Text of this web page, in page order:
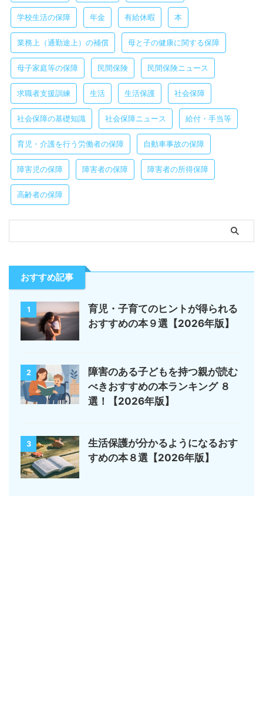
学校生活の保障 年金 有給休暇 本
業務上（通勤途上）の補償 母と子の健康に関する保障
母子家庭等の保障 民間保険 民間保険ニュース
求職者支援訓練 生活 生活保護 社会保障
社会保障の基礎知識 社会保障ニュース 給付・手当等
育児・介護を行う労働者の保障 自動車事故の保障
障害児の保障 障害者の保障 障害者の所得保障
高齢者の保障
おすすめ記事
1
育児・子育てのヒントが得られる
おすすめの本９選【2026年版】
2
障害のある子どもを持つ親が読む
べきおすすめの本ランキング ８
選！【2026年版】
3
生活保護が分かるようになるおす
すめの本８選【2026年版】